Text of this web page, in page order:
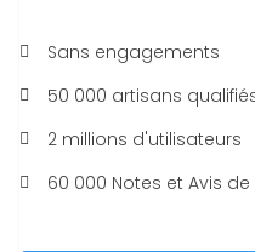
Sans engagements
50 000 artisans
2 millions d'utilisateurs
60 000 Notes et Avis